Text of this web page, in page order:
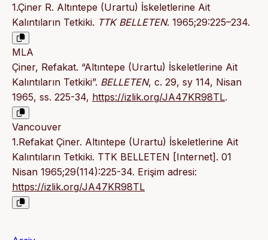
1.Çiner R. Altıntepe (Urartu) İskeletlerine Ait
Kalıntıların Tetkiki. TTK BELLETEN. 1965;29:225–234.
MLA
Çiner, Refakat. “Altıntepe (Urartu) İskeletlerine Ait
Kalıntıların Tetkiki”. BELLETEN, c. 29, sy 114, Nisan
1965, ss. 225-34, https://izlik.org/JA47KR98TL.
Vancouver
1.Refakat Çiner. Altıntepe (Urartu) İskeletlerine Ait
Kalıntıların Tetkiki. TTK BELLETEN [Internet]. 01
Nisan 1965;29(114):225-34. Erişim adresi:
https://izlik.org/JA47KR98TL